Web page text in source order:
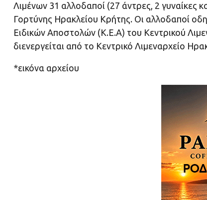
Λιμένων 31 αλλοδαποί (27 άντρες, 2 γυναίκες
Γορτύνης Ηρακλείου Κρήτης. Οι αλλοδαποί
Ειδικών Αποστολών (Κ.Ε.Α) του Κεντρικού
διενεργείται από το Κεντρικό Λιμεναρχείο
*εικόνα αρχείου